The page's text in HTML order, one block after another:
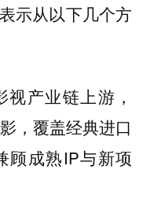
示从以下几个方
产业链上游，
，覆盖经典进口
顾成熟IP与新项